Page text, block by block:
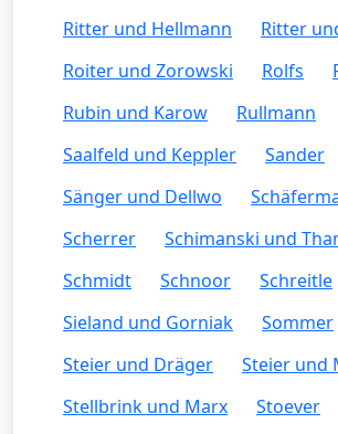
Ritter und Hellmann
Ritter
Roiter und Zorowski
Rolfs
Rubin und Karow
Rullmann
Saalfeld und Keppler
Sander
Sänger und Dellwo
Scherrer
Schimanski und
Schmidt
Schnoor
Schreitle
Sieland und Gorniak
Sommer
Steier und Dräger
Steier und
Stellbrink und Marx
Stoever